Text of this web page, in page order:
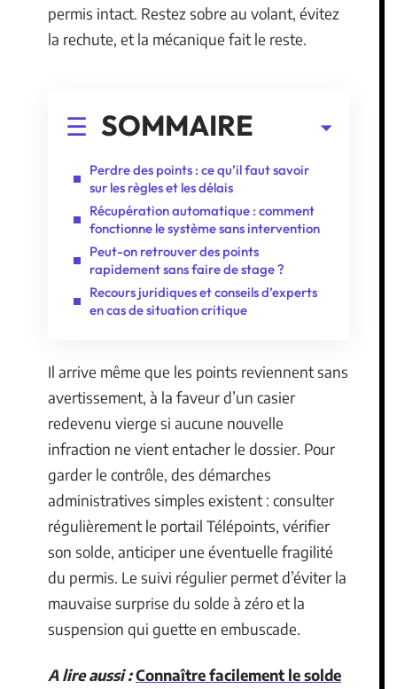
permis intact. Restez sobre au volant, évitez
la rechute, et la mécanique fait le reste.
SOMMAIRE
Perdre des points : ce qu’il faut savoir
sur les règles et les délais
Récupération automatique : comment
fonctionne le système sans intervention
Peut-on retrouver des points
rapidement sans faire de stage ?
Recours juridiques et conseils d’experts
en cas de situation critique
Il arrive même que les points reviennent sans
avertissement, à la faveur d’un casier
redevenu vierge si aucune nouvelle
infraction ne vient entacher le dossier. Pour
garder le contrôle, des démarches
administratives simples existent : consulter
régulièrement le portail Télépoints, vérifier
son solde, anticiper une éventuelle fragilité
du permis. Le suivi régulier permet d’éviter la
mauvaise surprise du solde à zéro et la
suspension qui guette en embuscade.
A lire aussi :Connaître facilement le solde